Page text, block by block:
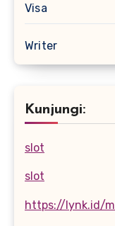
Visa
Writer
Kunjungi:
slot
slot
https://lynk.id/